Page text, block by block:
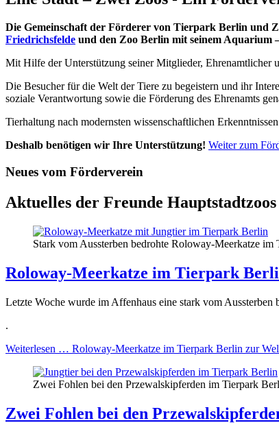
Die Gemeinschaft der Förderer von Tierpark Berlin und
Friedrichsfelde und den Zoo Berlin mit seinem Aquarium
Mit Hilfe der Unterstützung seiner Mitglieder, Ehrenamtlicher
Die Besucher für die Welt der Tiere zu begeistern und ihr
soziale Verantwortung sowie die Förderung des Ehrenamts
Tierhaltung nach modernsten wissenschaftlichen
Deshalb benötigen wir Ihre Unterstützung! Weiter zum
Neues vom Förderverein
Aktuelles der Freunde Hauptstadtzoos
Stark vom Aussterben bedrohte Roloway-Meerkatze im
Roloway-Meerkatze im Tierpark
Letzte Woche wurde im Affenhaus eine stark vom Aussterben
.
Weiterlesen … Roloway-Meerkatze im Tierpark Berlin zur
Zwei Fohlen bei den Przewalskipferden im Tierpark
Zwei Fohlen bei den